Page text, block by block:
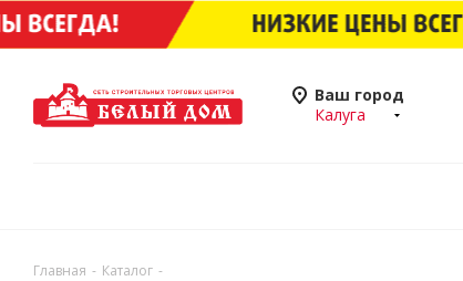
Ваш город
Калуга
Главная - Каталог -